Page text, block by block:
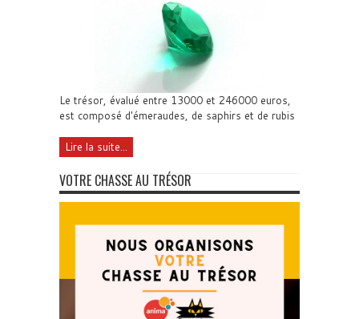
Le trésor, évalué entre 13000 et 246000 euros,
est composé d'émeraudes, de saphirs et de rubis
Lire la suite...
VOTRE CHASSE AU TRÉSOR